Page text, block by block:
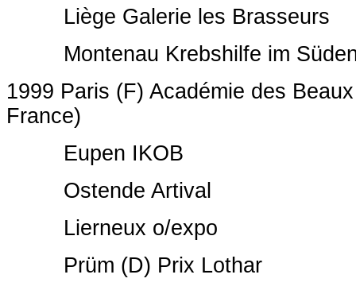
Liège Galerie les Brasseurs
Montenau Krebshilfe im Süden
1999 Paris (F) Académie des
France)
Eupen IKOB
Ostende Artival
Lierneux o/expo
Prüm (D) Prix Lothar